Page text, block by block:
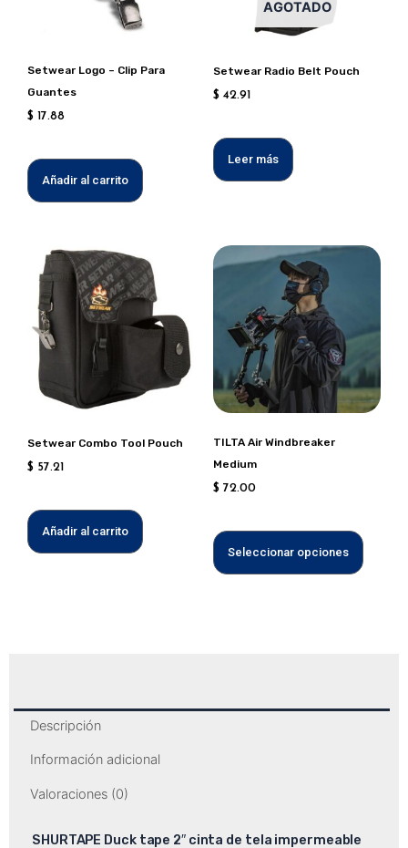
Setwear Logo – Clip Para
Guantes
$ 17.88
Añadir al carrito
AGOTADO
Setwear Radio Belt Pouch
$ 42.91
Leer más
Setwear Combo Tool Pouch
$ 57.21
Añadir al carrito
TILTA Air Windbreaker
Medium
$ 72.00
Seleccionar opciones
Este
Las
se
de
Descripción
Información adicional
Valoraciones (0)
SHURTAPE Duck tape 2″ cinta de tela impermeable